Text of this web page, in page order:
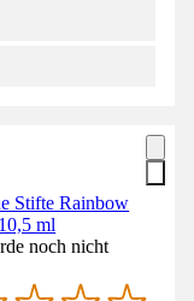
Stifte Rainbow
ml
noch nicht